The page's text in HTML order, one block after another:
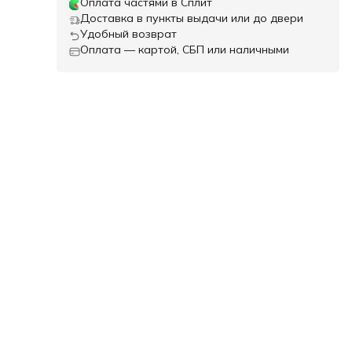
Доставка в пункты выдачи или до двери
Удобный возврат
Оплата — картой, СБП или наличными